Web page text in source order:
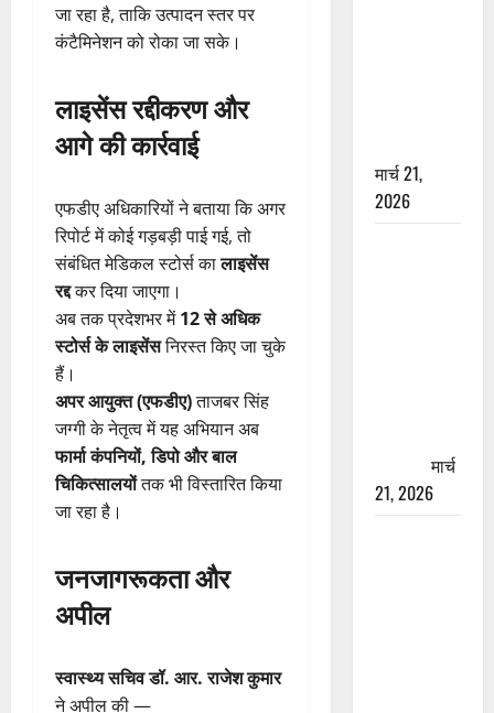
जा रहा है, ताकि उत्पादन स्तर पर
कंटैमिनेशन को रोका जा सके।
लाइसेंस रद्दीकरण और
आगे की कार्रवाई
एफडीए अधिकारियों ने बताया कि अगर
रिपोर्ट में कोई गड़बड़ी पाई गई, तो
संबंधित मेडिकल स्टोर्स कालाइसेंस
रद्दकर दिया जाएगा।
अब तक प्रदेशभर में12 से अधिक
स्टोर्स के लाइसेंसनिरस्त किए जा चुके
हैं।
अपर आयुक्त (एफडीए)ताजबर सिंह
जग्गी के नेतृत्व में यह अभियान अब
फार्मा कंपनियों, डिपो और बाल
चिकित्सालयोंतक भी विस्तारित किया
जा रहा है।
जनजागरूकता और
अपील
स्वास्थ्य सचिव डॉ. आर. राजेश कुमार
ने अपील की —
मार्च 21,
2026
मार्च
21, 2026